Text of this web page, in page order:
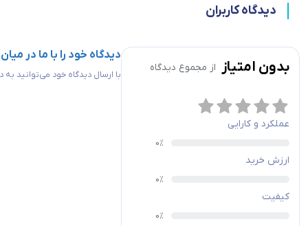
دیدگاه کاربران
بدون امتیاز از مجموع دیدگاه
عملکرد و کارایی
ارزش خرید
کیفیت
دیدگاه خود را با ما در
با ارسال دیدگاه خود می‌توانید